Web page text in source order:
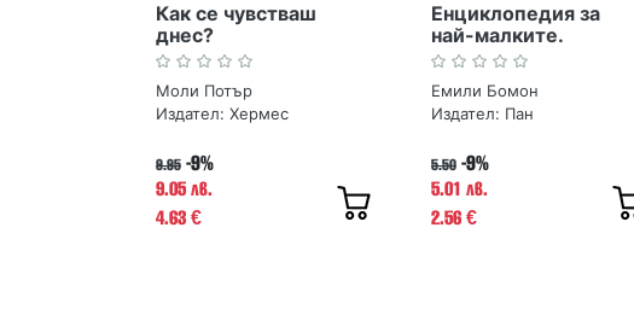
Как се чувстваш
днес?
Моли Потър
Издател: Хермес
9.95 -9%
9.05 лв.
4.63 €
Енциклопедия за
най-малките.
Емоциите
Емили Бомон
Издател: Пан
5.50 -9%
5.01 лв.
2.56 €